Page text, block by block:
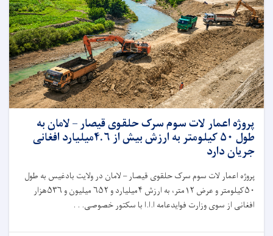
پروژه اعمار لات سوم سرک حلقوی قیصار – لامان به
طول ۵۰ کیلومتر به ارزش بیش از ۴.۶میلیارد افغانی
جریان دارد
پروژه اعمار لات سوم سرک حلقوی قیصار – لامان در ولایت بادغیس به طول
۵۰کیلومتر و عرض ۱۲متر، به ارزش ۴میلیارد و ۶۵۲ میلیون و ۵۳۶هزار
افغانی از سوی وزارت فوایدعامه ا.ا.ا با سکتور خصوصی. . .